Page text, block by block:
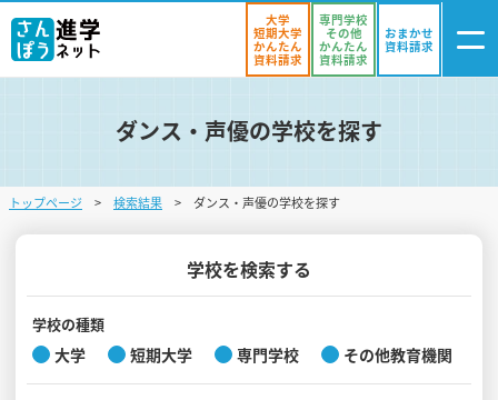
ログイン
・登録
気になる
学校を探す
オープンキャンパスを探す
入試・受験入門
大学
短期大学
かんたん
資料請求
専門学校
その他
かんたん
資料請求
おまかせ
資料請求
ダンス・声優の学校を探す
トップページ 検索結果 ダンス・声優の学校を探す
学校を検索する
学校の種類
大学 短期大学 専門学校 その他教育機関